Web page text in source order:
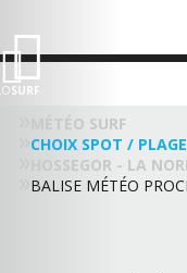
SURF
MÉTÉO SURF
CHOIX SPOT / PLAGE
HOSSEGOR - LA
BALISE MÉTÉO